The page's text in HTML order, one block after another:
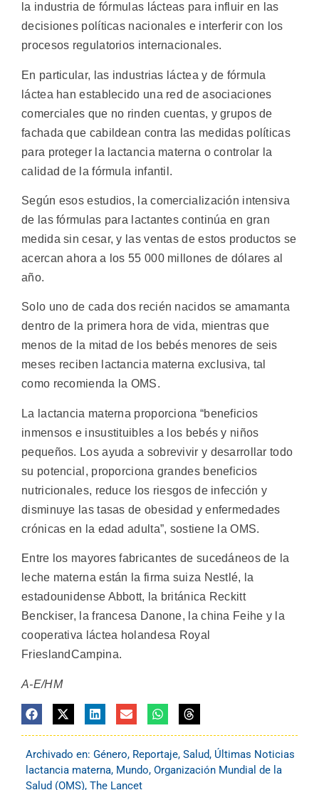
la industria de fórmulas lácteas para influir en las
decisiones políticas nacionales e interferir con los
procesos regulatorios internacionales.
En particular, las industrias láctea y de fórmula
láctea han establecido una red de asociaciones
comerciales que no rinden cuentas, y grupos de
fachada que cabildean contra las medidas políticas
para proteger la lactancia materna o controlar la
calidad de la fórmula infantil.
Según esos estudios, la comercialización intensiva
de las fórmulas para lactantes continúa en gran
medida sin cesar, y las ventas de estos productos se
acercan ahora a los 55 000 millones de dólares al
año.
Solo uno de cada dos recién nacidos se amamanta
dentro de la primera hora de vida, mientras que
menos de la mitad de los bebés menores de seis
meses reciben lactancia materna exclusiva, tal
como recomienda la OMS.
La lactancia materna proporciona “beneficios
inmensos e insustituibles a los bebés y niños
pequeños. Los ayuda a sobrevivir y desarrollar todo
su potencial, proporciona grandes beneficios
nutricionales, reduce los riesgos de infección y
disminuye las tasas de obesidad y enfermedades
crónicas en la edad adulta”, sostiene la OMS.
Entre los mayores fabricantes de sucedáneos de la
leche materna están la firma suiza Nestlé, la
estadounidense Abbott, la británica Reckitt
Benckiser, la francesa Danone, la china Feihe y la
cooperativa láctea holandesa Royal
FrieslandCampina.
A-E/HM
Archivado en: Género, Reportaje, Salud, Últimas Noticias
lactancia materna, Mundo, Organización Mundial de la
Salud (OMS), The Lancet